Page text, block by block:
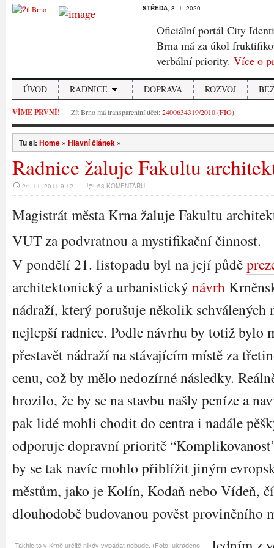
STŘEDA, 8. 1. 2020
Oficiální portál City
Brna má za úkol
verbální priority. Více o
ÚVOD RADNICE DOPRAVA ROZVOJ
VÍME PRVNÍ! Žít Brno má transparentní účet:2400634319/2010 (FIO)
Tu si: Home » Hlavní článek »
Radnice žaluje Fakultu
24. 11. 2011 9.12 63 KOMENTÁŘŮ
Magistrát města Krna žaluje Fakultu
VUT za podvratnou a mystifikační činnost.
V pondělí 21. listopadu byl na její půdě
architektonický a urbanistický návrh
nádraží, který porušuje několik schválených
nejlepší radnice. Podle návrhu by totiž bylo
přestavět nádraží na stávajícím místě za
cenu, což by mělo nedozírné následky.
hrozilo, že by se na stavbu našly peníze a
pak lidé mohli chodit do centra i nadále
odporuje dopravní prioritě
by se tak navíc mohlo přiblížit jiným
městům, jako je Kolín, Kodaň nebo Vídeň,
dlouhodobě budovanou pověst provinčního
Takhle to v Krně určitě nikdy vypadat nebude. (Foto: ukradeno